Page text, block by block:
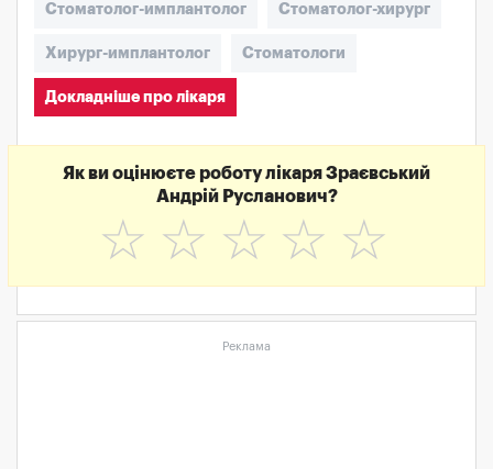
Стоматолог-имплантолог Стоматолог-хирург
Хирург-имплантолог Стоматологи
Докладніше про лікаря
Як ви оцінюєте роботу лікаря Зраєвський
Андрій Русланович?
☆
☆
☆
☆
☆
Реклама